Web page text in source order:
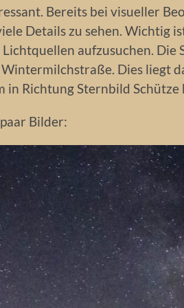
Bereits bei visueller
Details zu sehen. Wichtig
aufzusuchen.
Dies liegt
in Richtung Sternbild Schütze
Bilder: